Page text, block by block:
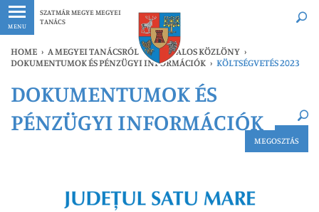
MENU
SZATMÁR MEGYE MEGYEI
TANÁCS
Legfrissebb Bármikor
HOME › A MEGYEI TANÁCSRÓL › HIVATALOS KÖZLÖNY ›
DOKUMENTUMOK ÉS PÉNZÜGYI INFORMÁCIÓK › KÖLTSÉGVETÉS 2023
Legfrissebb Bármikor
DOKUMENTUMOK ÉS
PÉNZÜGYI INFORMÁCIÓK
MEGOSZTÁS